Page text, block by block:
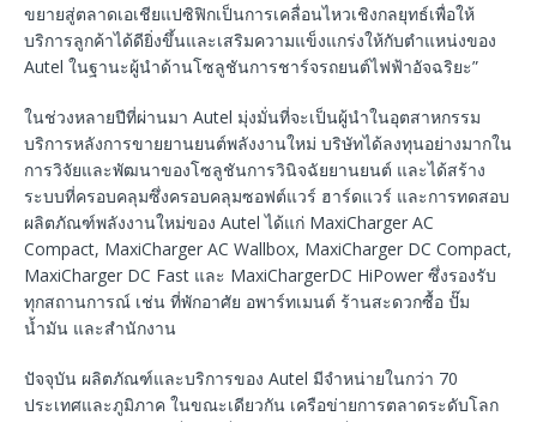
ขยายสู่ตลาดเอเชียแปซิฟิกเป็นการเคลื่อนไหวเชิงกลยุทธ์เพื่อให้
บริการลูกค้าได้ดียิ่งขึ้นและเสริมความแข็งแกร่งให้กับตำแหน่งของ
Autel ในฐานะผู้นำด้านโซลูชันการชาร์จรถยนต์ไฟฟ้าอัจฉริยะ”
ในช่วงหลายปีที่ผ่านมา Autel มุ่งมั่นที่จะเป็นผู้นำในอุตสาหกรรม
บริการหลังการขายยานยนต์พลังงานใหม่ บริษัทได้ลงทุนอย่างมากใน
การวิจัยและพัฒนาของโซลูชันการวินิจฉัยยานยนต์ และได้สร้าง
ระบบที่ครอบคลุมซึ่งครอบคลุมซอฟต์แวร์ ฮาร์ดแวร์ และการทดสอบ
ผลิตภัณฑ์พลังงานใหม่ของ Autel ได้แก่ MaxiCharger AC
Compact, MaxiCharger AC Wallbox, MaxiCharger DC Compact,
MaxiCharger DC Fast และ MaxiChargerDC HiPower ซึ่งรองรับ
ทุกสถานการณ์ เช่น ที่พักอาศัย อพาร์ทเมนต์ ร้านสะดวกซื้อ ปั๊ม
น้ำมัน และสำนักงาน
ปัจจุบัน ผลิตภัณฑ์และบริการของ Autel มีจำหน่ายในกว่า 70
ประเทศและภูมิภาค ในขณะเดียวกัน เครือข่ายการตลาดระดับโลก